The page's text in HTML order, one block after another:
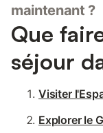
maintenant ?
Que
séjour
Visiter
Explorer le